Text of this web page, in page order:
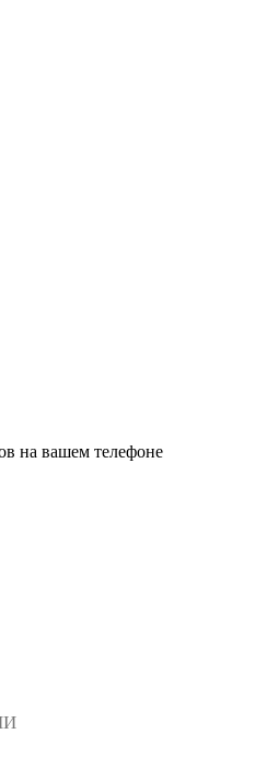
на вашем телефоне